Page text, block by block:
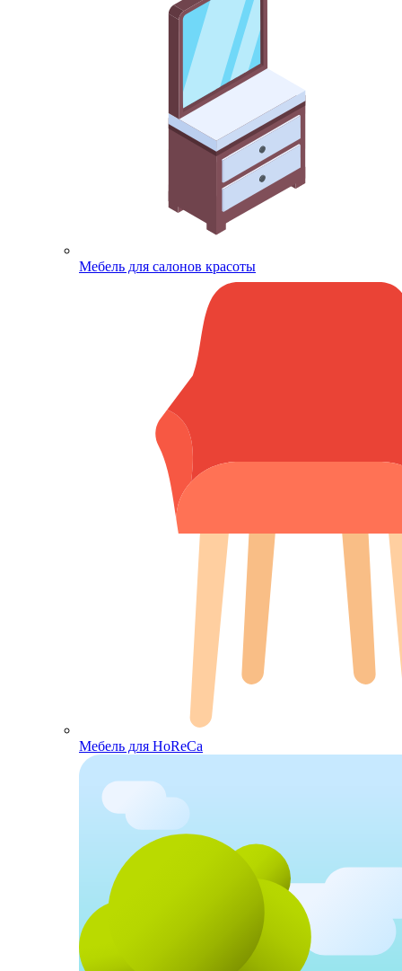
Мебель для салонов красоты
Мебель для HoReCa